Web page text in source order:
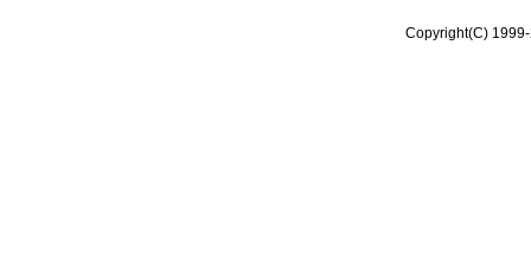
Copyright(C)